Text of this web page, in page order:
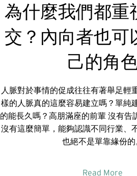
為什麼我們都重
交？內向者也可
己的角
人脈對於事情的促成往往有著舉足輕
樣的人脈真的這麼容易建立嗎？單純
的能長久嗎？高朋滿座的前輩 沒有告
沒有這麼簡單，能夠認識不同行業、
也絕不是單靠緣份的
Read More